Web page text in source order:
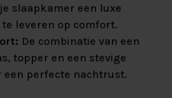
slaapkamer een luxe
leveren op comfort.
De combinatie van een
topper en een stevige
een perfecte nachtrust.